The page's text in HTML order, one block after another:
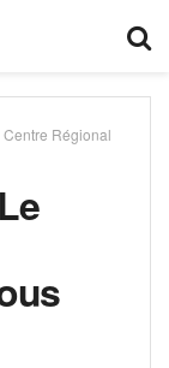
Centre Régional